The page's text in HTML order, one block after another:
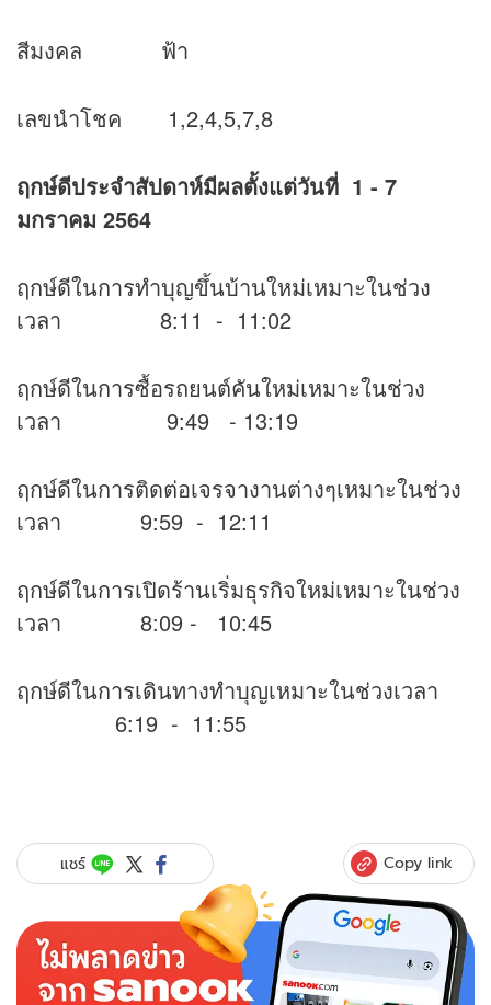
สีมงคล ฟ้า
เลขนำโชค 1,2,4,5,7,8
ฤกษ์ดีประจำสัปดาห์มีผลตั้งแต่วันที่ 1 - 7
มกราคม 2564
ฤกษ์ดีในการทำบุญขึ้นบ้านใหม่เหมาะในช่วง
เวลา 8:11 - 11:02
ฤกษ์ดีในการซื้อรถยนต์คันใหม่เหมาะในช่วง
เวลา 9:49 - 13:19
ฤกษ์ดีในการติดต่อเจรจางานต่างๆเหมาะในช่วง
เวลา 9:59 - 12:11
ฤกษ์ดีในการเปิดร้านเริ่มธุรกิจใหม่เหมาะในช่วง
เวลา 8:09 - 10:45
ฤกษ์ดีในการเดินทางทำบุญเหมาะในช่วงเวลา
6:19 - 11:55
แชร์ Copy link